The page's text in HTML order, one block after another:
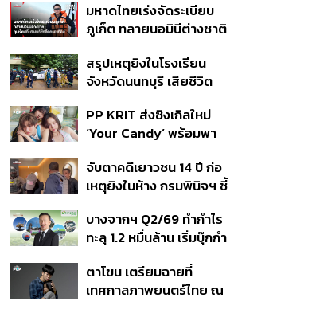
นักเรียน
มหาดไทยเร่งจัดระเบียบ
ภูเก็ต ทลายนอมินีต่างชาติ
ที่ดิน เคลียร์ใบอนุญาต
โรงแรมค้าง 7 ปี
สรุปเหตุยิงในโรงเรียน
จังหวัดนนทบุรี เสียชีวิต
ปมค้นประวัติคดีกราดยิงที่
สหรัฐฯ
PP KRIT ส่งซิงเกิลใหม่
‘Your Candy’ พร้อมพา
สิกวิดีโอ
จับตาคดีเยาวชน 14 ปี ก่อ
เหตุยิงในห้าง กรมพินิจฯ ชี้
เนื่อง ประเมินปล่อยตัว
บางจากฯ Q2/69 ทำกำไร
ทะลุ 1.2 หมื่นล้าน เริ่มบุ๊กกำ
แรก หนุนรายได้ครึ่งปีทะลุ
3.2 แสนล้าน
ตาโขน เตรียมฉายที่
เทศกาลภาพยนตร์ไทย ณ